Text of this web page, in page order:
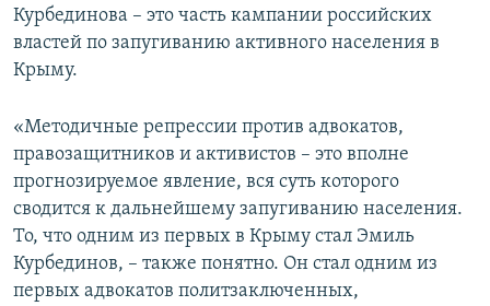
Курбединова – это часть кампании российских
властей по запугиванию активного населения в
Крыму.
«Методичные репрессии против адвокатов,
правозащитников и активистов – это вполне
прогнозируемое явление, вся суть которого
сводится к дальнейшему запугиванию населения.
То, что одним из первых в Крыму стал Эмиль
Курбединов, – также понятно. Он стал одним из
первых адвокатов политзаключенных,